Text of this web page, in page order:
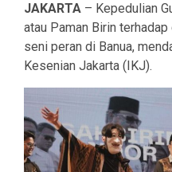
JAKARTA – Kepedulian
atau Paman Birin
seni peran di Banua,
Kesenian Jakarta (IKJ).